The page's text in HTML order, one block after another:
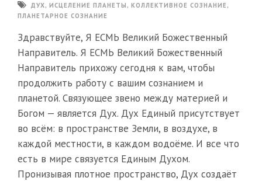
ДУХ, ИСЦЕЛЕНИЕ ПЛАНЕТЫ , КОЛЛЕКТИВНОЕ СОЗНАНИЕ,
ПЛАНЕТАРНОЕ СОЗНАНИЕ
Здравствуйте, Я ЕСМЬ Великий Божественный
Направитель. Я ЕСМЬ Великий Божественный
Направитель прихожу сегодня к вам, чтобы
продолжить работу с вашим сознанием и
планетой. Связующее звено между материей и
Богом — является Дух. Дух Единый присутствует
во всём: в пространстве Земли, в воздухе, в
каждой местности, в каждом водоёме. И все что
есть в мире связуется Единым Духом.
Пронизывая плотное пространство, Дух создаёт